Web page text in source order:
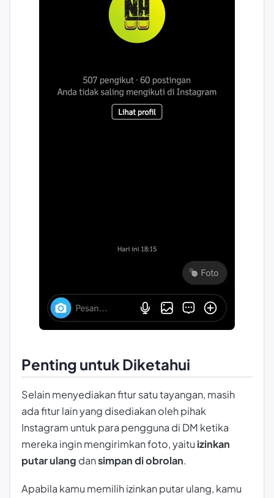
Penting untuk Diketahui
Selain menyediakan fitur satu tayangan, masih
ada fitur lain yang disediakan oleh pihak
Instagram untuk para pengguna di DM ketika
mereka ingin mengirimkan foto, yaitu izinkan
putar ulang dansimpan di obrolan.
Apabila kamu memilih izinkan putar ulang, kamu